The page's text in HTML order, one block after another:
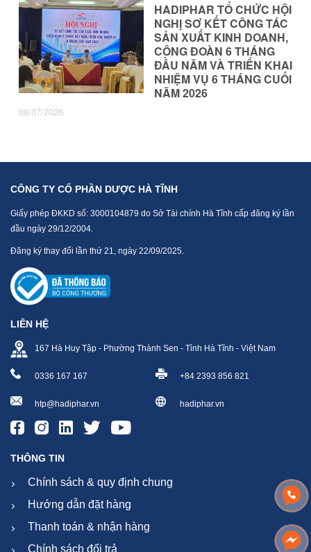
HADIPHAR TỔ CHỨC HỘI
NGHỊ SƠ KẾT CÔNG TÁC
SẢN XUẤT KINH DOANH,
CÔNG ĐOÀN 6 THÁNG
ĐẦU NĂM VÀ TRIỂN KHAI
NHIỆM VỤ 6 THÁNG CUỐI
NĂM 2026
08/07/2026
CÔNG TY CỔ PHẦN DƯỢC HÀ TĨNH
Giấy phép ĐKKD số: 3000104879 do Sở Tài chính Hà Tĩnh cấp đăng ký lần
đầu ngày 29/12/2004.
Đăng ký thay đổi lần thứ 21, ngày 22/09/2025.
LIÊN HỆ
167 Hà Huy Tập - Phường Thành Sen - Tỉnh Hà Tĩnh - Việt Nam
0336 167 167 +84 2393 856 821
htp@hadiphar.vn hadiphar.vn
THÔNG TIN
Chính sách & quy định chung
Hướng dẫn đặt hàng
Thanh toán & nhận hàng
Chính sách đổi trả